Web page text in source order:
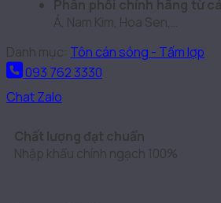
Phân phối chính hãng từ
Á, Nam Kim, Hoa Sen,…
Danh mục: Tôn cán sóng - Tấm lợp
093 762 3330
Chat Zalo
Chất lượng đạt chuẩn
Nhập khẩu chính ngạch 100%